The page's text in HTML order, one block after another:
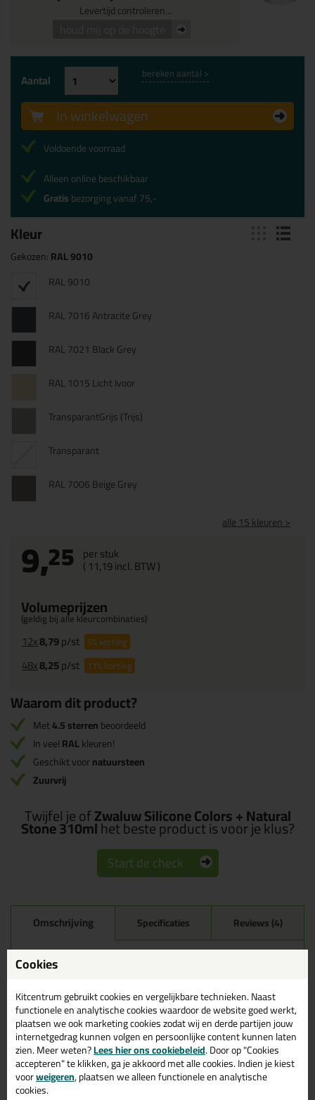
Levertijd controleren...
Kleur
Gekozen:RAL 9010
RAL 9010
RAL 7016 Antracite Grey
RAL 7021 Black Grey
RAL 1015 Licht Ivoor
TransparantGrijs (Trijs)
Transparant
RAL 7006 Beige Grey
alle 15 kleuren >
9,25 per stuk
( 11,19incl. BTW )
Volumeprijzen
(geldig bij alle kleurcombinaties)
12x8,79p/st 5%korting
48x8,25p/st 11%korting
Aantal bereken aantal >
In winkelwagen
Voldoende voorraad
Alleen online beschikbaar
Gratisbezorging vanaf 75,-
Waarom dit product?
Met4.5 sterrenbeoordeeld
In veelRALkleuren!
Geschikt voornatuursteen
Zuurvrij
Twijfel je ofZwaluw Silicone Colors + Natural
Stone 310mlhet beste product is voor je klus?
Start de check
Omschrijving Specificaties Reviews (4)
Zwaluw Silicone Colors +
Natural Stone 310ml in RAL
9010
Zoek je kit in een specifieke kleur? Gevonden! Deze natuursteen
kit Zwaluw Silicone Colors + Natural Stone 310ml in de kleur RAL
9010 is te gebruiken voor verschillende toepassingen. Een
duurzame en veelzijdige kit welke makkelijk te verwerken is.
Perfect als je een bijpassende kleur zoekt met gegarandeerd een
topresultaat. Bestel de Zwaluw Silicone Colors + Natural Stone
310ml in kleur RAL 9010 vandaag nog! Op voorraad en op
Cookies
Kitcentrum gebruikt cookies en vergelijkbare technieken. Naast
functionele en analytische cookies waardoor de website goed werkt,
plaatsen we ook marketing cookies zodat wij en derde partijen jouw
internetgedrag kunnen volgen en persoonlijke content kunnen laten
zien. Meer weten?Lees hier ons cookiebeleid. Door op "Cookies
accepteren" te klikken, ga je akkoord met alle cookies. Indien je kiest
voorweigeren, plaatsen we alleen functionele en analytische
cookies.